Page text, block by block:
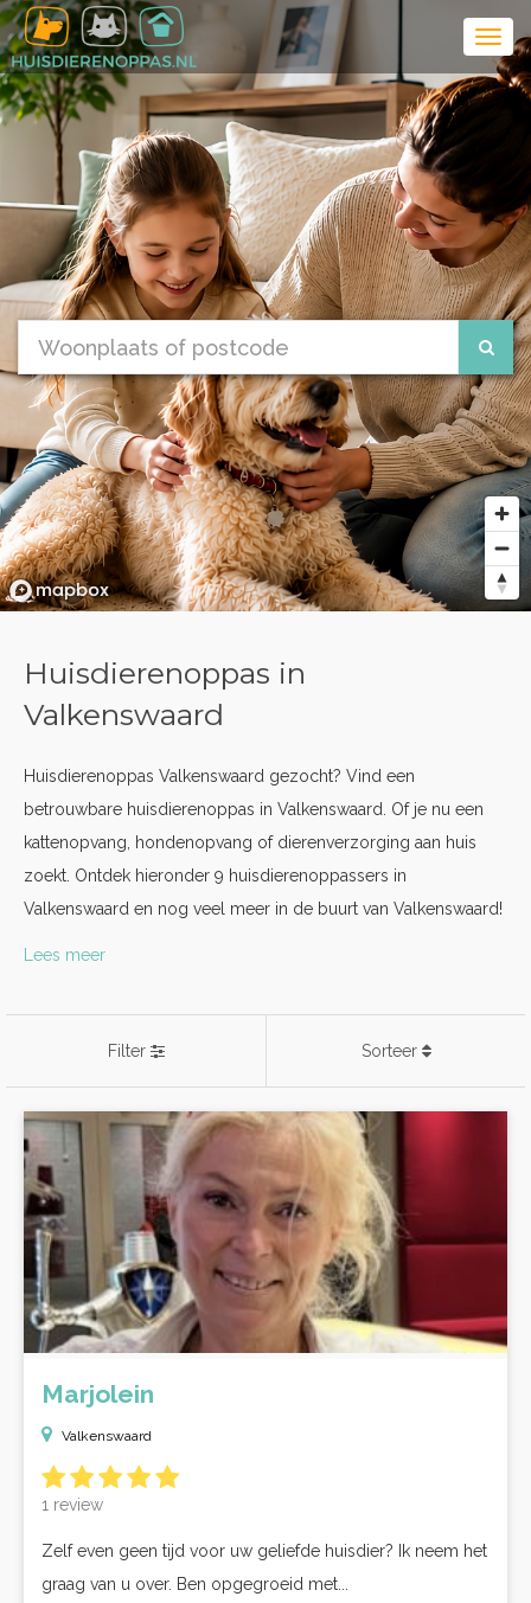
Huisdierenoppas in
Valkenswaard
Huisdierenoppas Valkenswaard gezocht? Vind een
betrouwbare huisdierenoppas in Valkenswaard. Of je nu een
kattenopvang, hondenopvang of dierenverzorging aan huis
zoekt. Ontdek hieronder 9 huisdierenoppassers in
Valkenswaard en nog veel meer in de buurt van Valkenswaard!
Lees meer
Filter Sorteer
Marjolein
Valkenswaard
1 review
Zelf even geen tijd voor uw geliefde huisdier? Ik neem het
graag van u over. Ben opgegroeid met...